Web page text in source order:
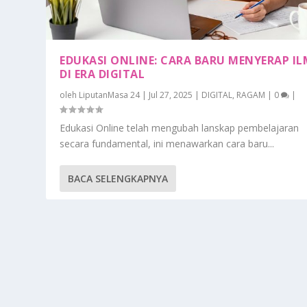
EDUKASI ONLINE: CARA BARU MENYERAP
DI ERA DIGITAL
oleh LiputanMasa 24| Jul 27, 2025 | DIGITAL, RAGAM | 0 |
Edukasi Online telah mengubah lanskap pembelajaran
secara fundamental, ini menawarkan cara baru...
BACA SELENGKAPNYA